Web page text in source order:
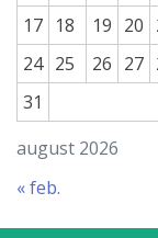
august 2026
17 18 19 20
24 25 26 27
31
« feb.